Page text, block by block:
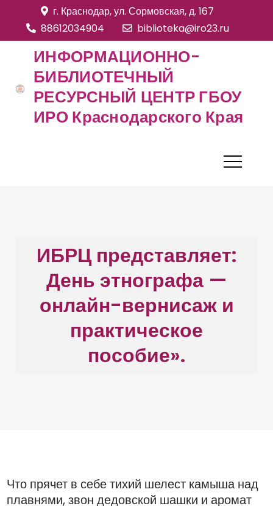
i
г. Краснодар, ул. Сормовская, д. 167
88612034904
biblioteka@iro23.ru
ИНФОРМАЦИОННО-
БИБЛИОТЕЧНЫЙ
РЕСУРСНЫЙ ЦЕНТР ГБОУ
ИРО Краснодарского Края
ИБРЦ представляет:
День этнографа —
онлайн-вернисаж и
практическое
пособие».
Что прячет в себе тихий шелест камыша над
плавнями, звон дедовской шашки и аромат